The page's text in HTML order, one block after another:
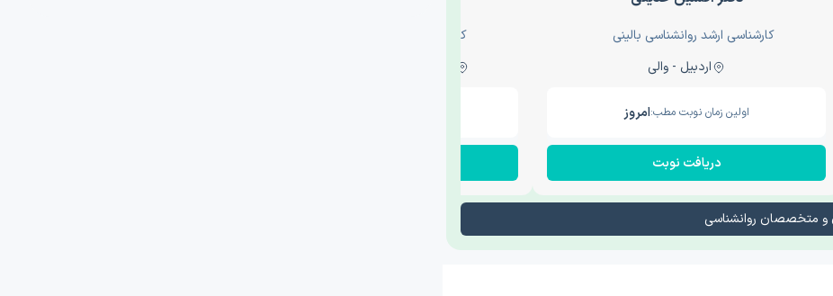
کارشناسی ارشد روانشناسی بالینی
اردبیل - والی
اولین زمان نوبت مطب:امروز
دریافت نوبت
کارشناسی ارشد روانشناسی بالینی
و متخصصان روانشناسی